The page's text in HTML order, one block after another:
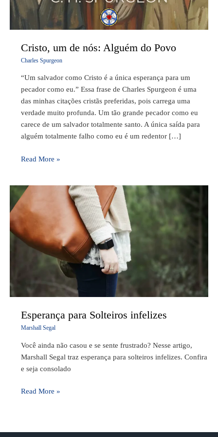
Cristo, um de nós: Alguém do Povo
Charles Spurgeon
“Um salvador como Cristo é a única esperança para um
pecador como eu.” Essa frase de Charles Spurgeon é uma
das minhas citações cristãs preferidas, pois carrega uma
verdade muito profunda. Um tão grande pecador como eu
carece de um salvador totalmente santo. A única saída para
alguém totalmente falho como eu é um redentor […]
Read More »
Esperança para Solteiros infelizes
Marshall Segal
Você ainda não casou e se sente frustrado? Nesse artigo,
Marshall Segal traz esperança para solteiros infelizes. Confira
e seja consolado
Esperança
para
Solteiros
Read More »